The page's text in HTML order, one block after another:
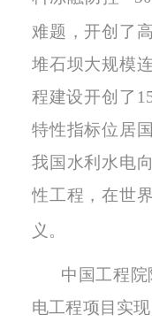
难题，开创了
堆石坝大规模
程建设开创 了
特性指标位居
我国 水利 水电
性工程，在世
义。
中国工程院
电工程项目 实